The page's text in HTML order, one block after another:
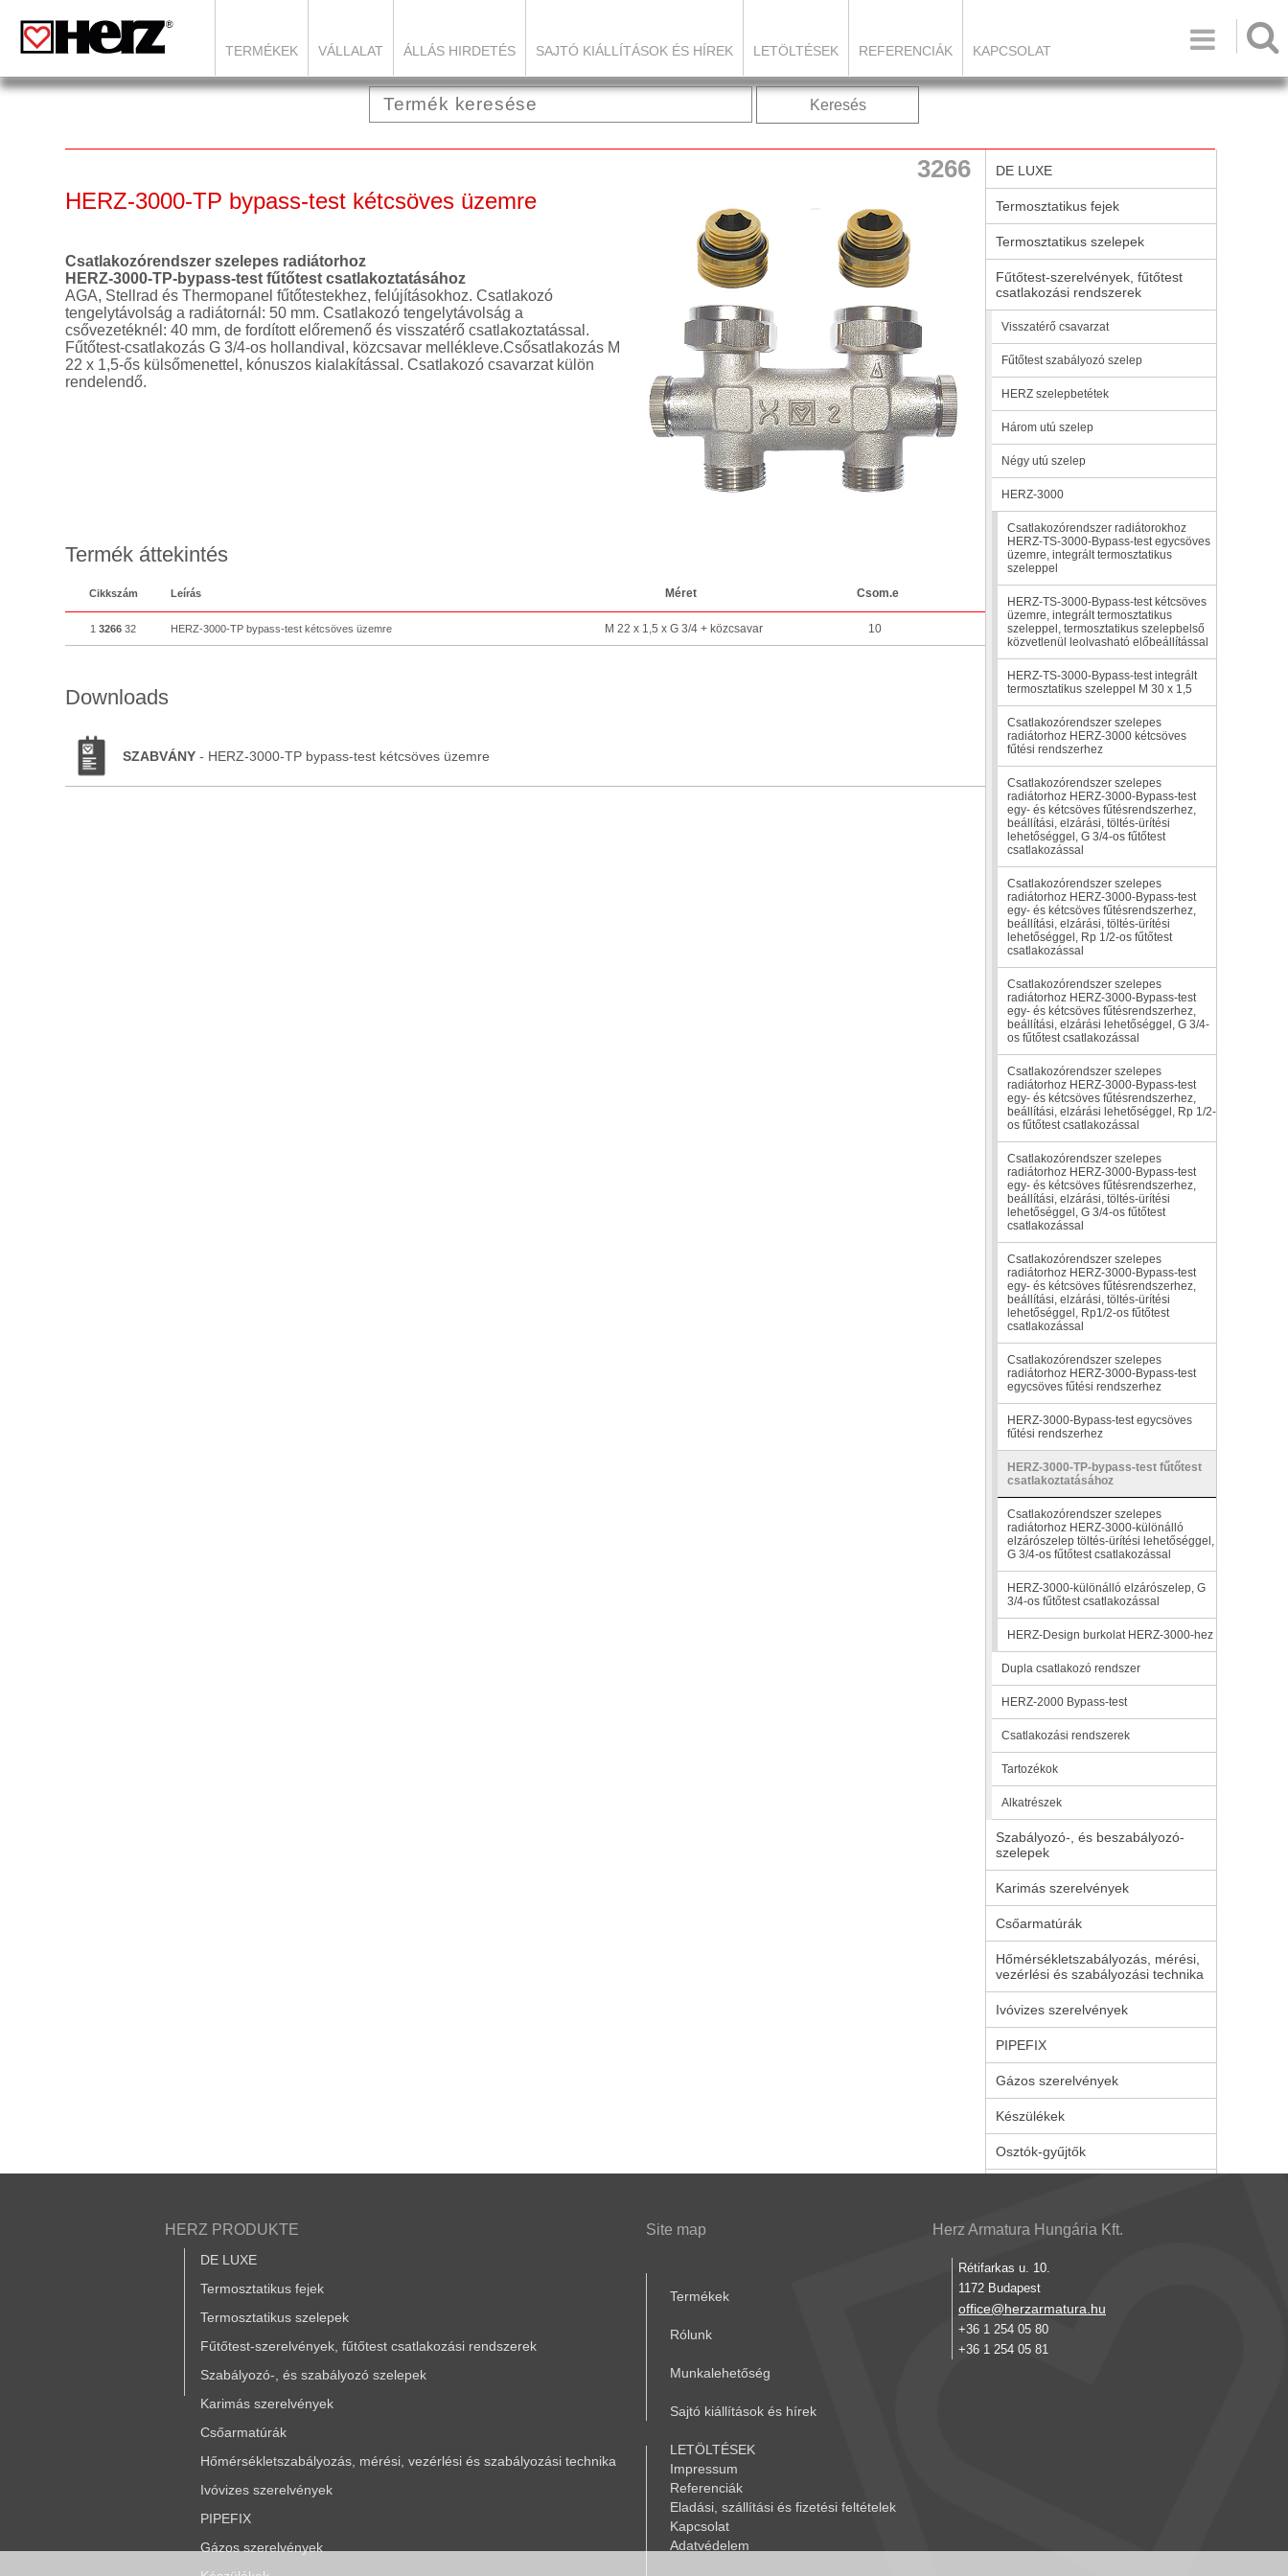

TERMÉKEK VÁLLALAT ÁLLÁS HIRDETÉS SAJTÓ KIÁLLÍTÁSOK ÉS HÍREK LETÖLTÉSEK REFERENCIÁK KAPCSOLAT
Keresés
3266
HERZ-3000-TP bypass-test kétcsöves üzemre
Csatlakozórendszer szelepes radiátorhoz
HERZ-3000-TP-bypass-test fűtőtest csatlakoztatásához
AGA, Stellrad és Thermopanel fűtőtestekhez, felújításokhoz. Csatlakozó
tengelytávolság a radiátornál: 50 mm. Csatlakozó tengelytávolság a
csővezetéknél: 40 mm, de fordított előremenő és visszatérő csatlakoztatással.
Fűtőtest-csatlakozás G 3/4-os hollandival, közcsavar mellékleve.Csősatlakozás M
22 x 1,5-ős külsőmenettel, kónuszos kialakítással. Csatlakozó csavarzat külön
rendelendő.
Termék áttekintés
Cikkszám Leírás Méret Csom.e
1 3266 32 HERZ-3000-TP bypass-test kétcsöves üzemre M 22 x 1,5 x G 3/4 + közcsavar 10
Downloads
SZABVÁNY - HERZ-3000-TP bypass-test kétcsöves üzemre
DE LUXE
Termosztatikus fejek
Termosztatikus szelepek
Fűtőtest-szerelvények, fűtőtest
csatlakozási rendszerek
Visszatérő csavarzat
Fűtőtest szabályozó szelep
HERZ szelepbetétek
Három utú szelep
Négy utú szelep
HERZ-3000
Csatlakozórendszer radiátorokhoz
HERZ-TS-3000-Bypass-test egycsöves
üzemre, integrált termosztatikus
szeleppel
HERZ-TS-3000-Bypass-test kétcsöves
üzemre, integrált termosztatikus
szeleppel, termosztatikus szelepbelső
közvetlenül leolvasható előbeállítással
HERZ-TS-3000-Bypass-test integrált
termosztatikus szeleppel M 30 x 1,5
Csatlakozórendszer szelepes
radiátorhoz HERZ-3000 kétcsöves
fűtési rendszerhez
Csatlakozórendszer szelepes
radiátorhoz HERZ-3000-Bypass-test
egy- és kétcsöves fűtésrendszerhez,
beállítási, elzárási, töltés-ürítési
lehetőséggel, G 3/4-os fűtőtest
csatlakozással
Csatlakozórendszer szelepes
radiátorhoz HERZ-3000-Bypass-test
egy- és kétcsöves fűtésrendszerhez,
beállítási, elzárási, töltés-ürítési
lehetőséggel, Rp 1/2-os fűtőtest
csatlakozással
Csatlakozórendszer szelepes
radiátorhoz HERZ-3000-Bypass-test
egy- és kétcsöves fűtésrendszerhez,
beállítási, elzárási lehetőséggel, G 3/4-
os fűtőtest csatlakozással
Csatlakozórendszer szelepes
radiátorhoz HERZ-3000-Bypass-test
egy- és kétcsöves fűtésrendszerhez,
beállítási, elzárási lehetőséggel, Rp 1/2-
os fűtőtest csatlakozással
Csatlakozórendszer szelepes
radiátorhoz HERZ-3000-Bypass-test
egy- és kétcsöves fűtésrendszerhez,
beállítási, elzárási, töltés-ürítési
lehetőséggel, G 3/4-os fűtőtest
csatlakozással
Csatlakozórendszer szelepes
radiátorhoz HERZ-3000-Bypass-test
egy- és kétcsöves fűtésrendszerhez,
beállítási, elzárási, töltés-ürítési
lehetőséggel, Rp1/2-os fűtőtest
csatlakozással
Csatlakozórendszer szelepes
radiátorhoz HERZ-3000-Bypass-test
egycsöves fűtési rendszerhez
HERZ-3000-Bypass-test egycsöves
fűtési rendszerhez
HERZ-3000-TP-bypass-test fűtőtest
csatlakoztatásához
Csatlakozórendszer szelepes
radiátorhoz HERZ-3000-különálló
elzárószelep töltés-ürítési lehetőséggel,
G 3/4-os fűtőtest csatlakozással
HERZ-3000-különálló elzárószelep, G
3/4-os fűtőtest csatlakozással
HERZ-Design burkolat HERZ-3000-hez
Dupla csatlakozó rendszer
HERZ-2000 Bypass-test
Csatlakozási rendszerek
Tartozékok
Alkatrészek
Szabályozó-, és beszabályozó-
szelepek
Karimás szerelvények
Csőarmatúrák
Hőmérsékletszabályozás, mérési,
vezérlési és szabályozási technika
Ivóvizes szerelvények
PIPEFIX
Gázos szerelvények
Készülékek
Osztók-gyűjtők
HERZ PRODUKTE
DE LUXE
Termosztatikus fejek
Termosztatikus szelepek
Fűtőtest-szerelvények, fűtőtest csatlakozási rendszerek
Szabályozó-, és szabályozó szelepek
Karimás szerelvények
Csőarmatúrák
Hőmérsékletszabályozás, mérési, vezérlési és szabályozási technika
Ivóvizes szerelvények
PIPEFIX
Gázos szerelvények
Site map
Termékek
Rólunk
Munkalehetőség
Sajtó kiállítások és hírek
LETÖLTÉSEK
Referenciák
Kapcsolat
Impressum
Eladási, szállítási és fizetési feltételek
Adatvédelem
Herz Armatura Hungária Kft.
Rétifarkas u. 10.
1172 Budapest
office@herzarmatura.hu
+36 1 254 05 80
+36 1 254 05 81